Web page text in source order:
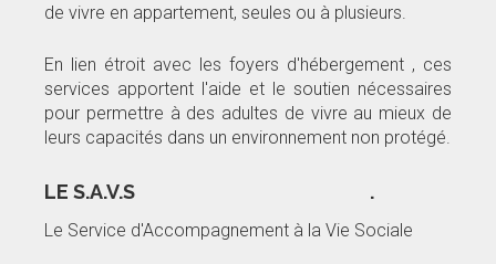
de vivre en appartement, seules ou à plusieurs.
En lien étroit avec les foyers d'hébergement , ces
services apportent l'aide et le soutien nécessaires
pour permettre à des adultes de vivre au mieux de
leurs capacités dans un environnement non protégé.
LE S.A.V.S .
Le Service d'Accompagnement à la Vie Sociale